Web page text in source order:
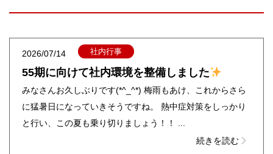
2026/07/14 社内行事
55期に向けて社内環境を整備しました
みなさんお久しぶりです(*^_^*) 梅雨もあけ、これからさら
に猛暑日になっていきそうですね。 熱中症対策をしっかり
と行い、この夏も乗り切りましょう！！ ...
続きを読む